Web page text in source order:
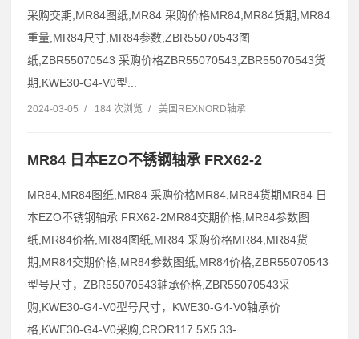
采购交期,MR84图纸,MR84 采购价格MR84,MR84货期,MR84
重量,MR84尺寸,MR84参数,ZBR55070543图
纸,ZBR55070543 采购价格ZBR55070543,ZBR55070543货
期,KWE30-G4-V0型...
2024-03-05 / 184 次浏览 / 美国REXNORD轴承
MR84 日本EZO不锈钢轴承 FRX62-2
MR84,MR84图纸,MR84 采购价格MR84,MR84货期MR84 日
本EZO不锈钢轴承 FRX62-2MR84交期价格,MR84参数图
纸,MR84价格,MR84图纸,MR84 采购价格MR84,MR84货
期,MR84交期价格,MR84参数图纸,MR84价格,ZBR55070543
型号尺寸，ZBR55070543轴承价格,ZBR55070543采
购,KWE30-G4-V0型号尺寸，KWE30-G4-V0轴承价
格,KWE30-G4-V0采购,CROR117.5X5.33-...